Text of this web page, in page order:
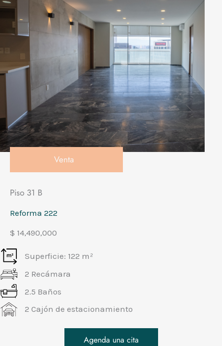
Venta
Piso 31 B
Reforma 222
$ 14,490,000
Superficie: 122 m²
2 Recámara
2.5 Baños
2 Cajón de estacionamiento
Agenda una cita